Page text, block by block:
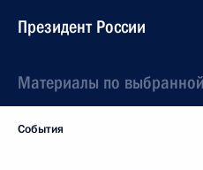
Президент России
Материалы по
События